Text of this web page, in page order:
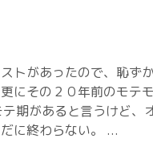
トがあったので、恥ず
にその２０年前のモ
期があると言うけど、
に終わらない。 ...